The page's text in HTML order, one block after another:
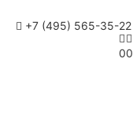
+7 (495) 565-35-22
00